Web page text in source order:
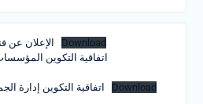
الإعلان عن
Download
اتفاقية التكوين
اتفاقية التكوين إدارة
Download